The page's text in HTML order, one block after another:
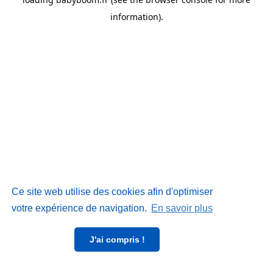
Ce site web utilise des cookies afin d'optimiser
votre expérience de navigation. En savoir plus
J'ai compris !
information).